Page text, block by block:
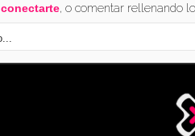
conectarte, o comentar rellenando